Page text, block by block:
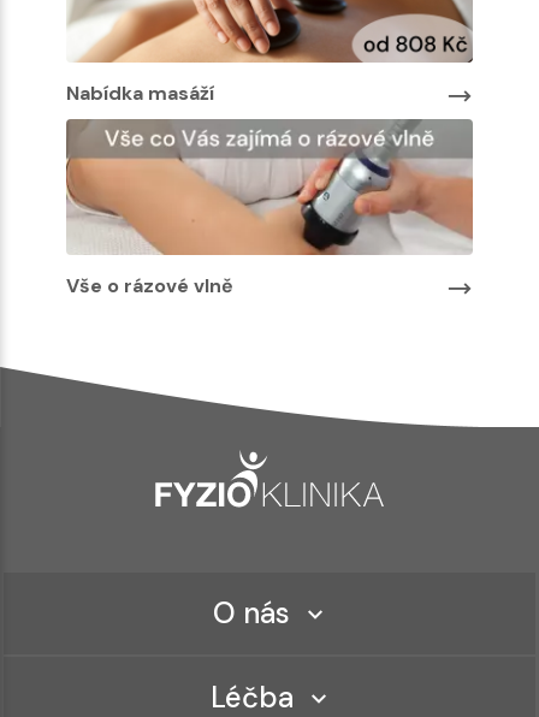
Nabídka masáží
Vše o rázové vlně
O nás
Léčba